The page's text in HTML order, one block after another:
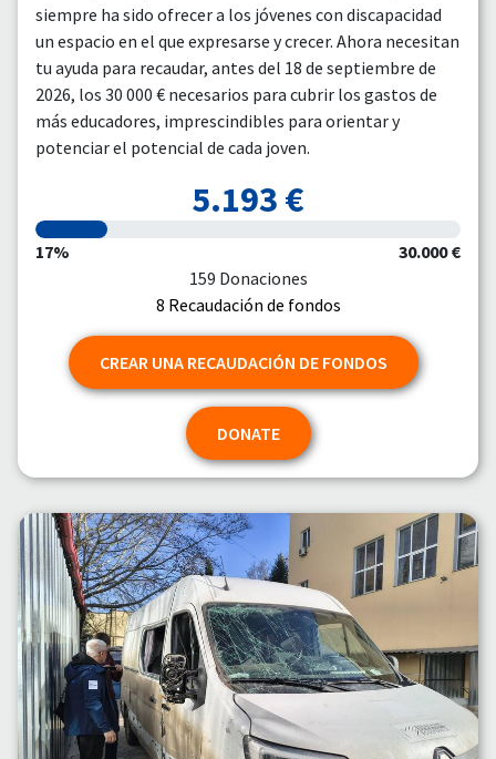
siempre ha sido ofrecer a los jóvenes con discapacidad
un espacio en el que expresarse y crecer. Ahora necesitan
tu ayuda para recaudar, antes del 18 de septiembre de
2026, los 30 000 € necesarios para cubrir los gastos de
más educadores, imprescindibles para orientar y
potenciar el potencial de cada joven.
5.193 €
17%
30.000 €
159 Donaciones
8 Recaudación de fondos
CREAR UNA RECAUDACIÓN DE FONDOS
DONATE